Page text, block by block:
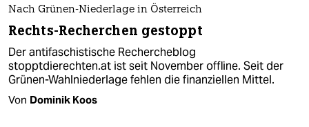
Nach Grünen-Niederlage in Österreich
Rechts-Recherchen gestoppt
Der antifaschistische Rechercheblog
stopptdierechten.at ist seit November offline. Seit der
Grünen-Wahlniederlage fehlen die finanziellen Mittel.
Von Dominik Koos